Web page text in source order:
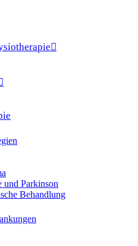
und Parkinson
Behandlung